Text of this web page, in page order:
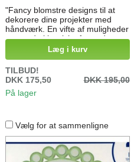
"Fancy blomstre designs til at
dekorere dine projekter med
håndværk. En vifte af muligheder
venter de klassiske formede
centre. Parre dem med
Nestabilities® og lagre med
stempling eller håndskrevne
følelser Die Størrelser: 1: Oval: 2
x 3⅜ " 2: Circular: 2 x 3 ¾ "; 3:
rektangulær: 1⅞ x 3⅛ "
Læg i kurv
TILBUD!
DKK 175,50
DKK 195,00
På lager
Vælg for at sammenligne